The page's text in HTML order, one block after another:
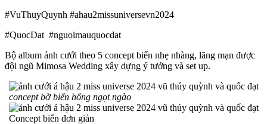
#VuThuyQuynh #ahau2missuniversevn2024
#QuocDat #nguoimauquocdat
Bộ album ảnh cưới theo 5 concept biển nhẹ nhàng, lãng mạn được
đội ngũ Mimosa Wedding xây dựng ý tưởng và set up.
concept bờ biển hổng ngọt ngào
Concept biển đơn giản